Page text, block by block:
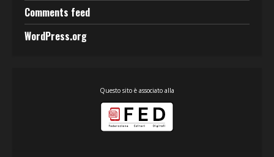
Comments feed
WordPress.org
Questo sito è associato alla